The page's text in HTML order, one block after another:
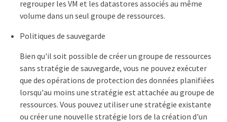
regrouper les VM et les datastores associés au même
volume dans un seul groupe de ressources.
Politiques de sauvegarde
Bien qu'il soit possible de créer un groupe de ressources
sans stratégie de sauvegarde, vous ne pouvez exécuter
que des opérations de protection des données planifiées
lorsqu'au moins une stratégie est attachée au groupe de
ressources. Vous pouvez utiliser une stratégie existante
ou créer une nouvelle stratégie lors de la création d'un